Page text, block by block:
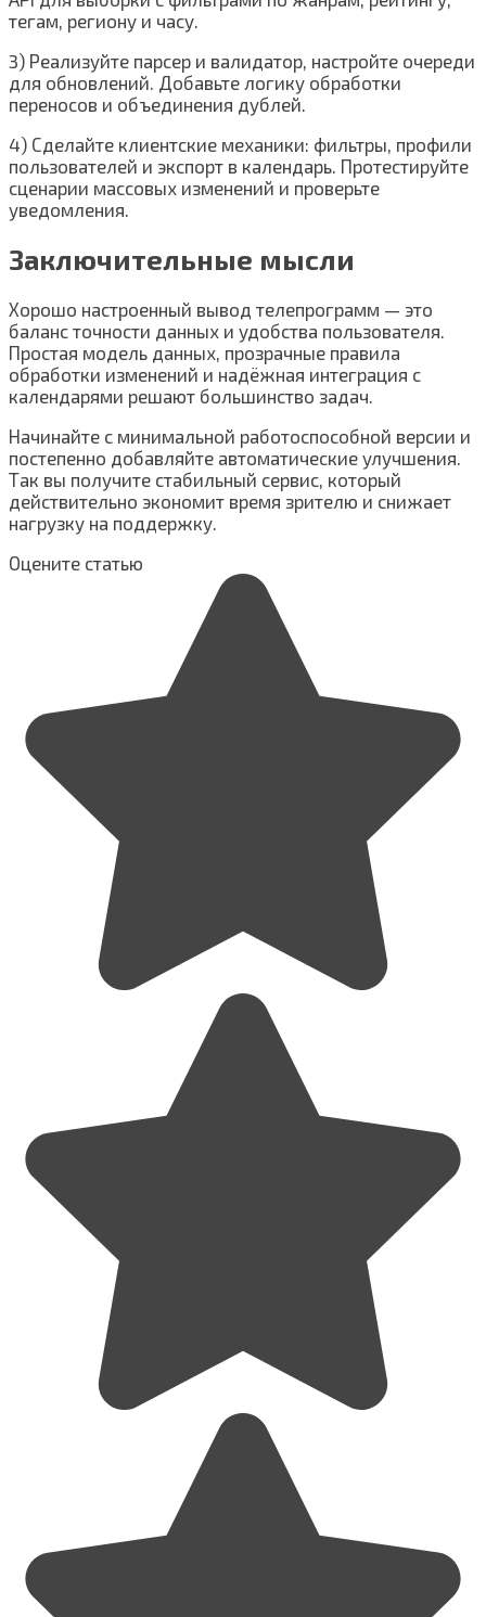
тегам, региону и часу.
3) Реализуйте парсер и валидатор, настройте очереди
для обновлений. Добавьте логику обработки
переносов и объединения дублей.
4) Сделайте клиентские механики: фильтры, профили
пользователей и экспорт в календарь. Протестируйте
сценарии массовых изменений и проверьте
уведомления.
Заключительные мысли
Хорошо настроенный вывод телепрограмм — это
баланс точности данных и удобства пользователя.
Простая модель данных, прозрачные правила
обработки изменений и надёжная интеграция с
календарями решают большинство задач.
Начинайте с минимальной работоспособной версии и
постепенно добавляйте автоматические улучшения.
Так вы получите стабильный сервис, который
действительно экономит время зрителю и снижает
нагрузку на поддержку.
Оцените статью